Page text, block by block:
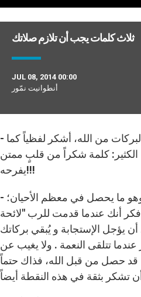
ثلاث كلمات يجب أن تلازم صلاتك
JUL 08, 2014 00:00
أنطوانيت نمّور
- بعد الحصول على النعم والبركات من الله، أشكر لفظياً كما
الكثير: كلمة شكراً من قلبٍ ممتن
يفرحه!!!
- لا تبقِ الشكر للرب معلّقاً : وهو ما يحصل في معظم الأحيان؛
فكر أنك عندما قدمت للرب "لائحة
يؤجل الإستجابة و يُبقي بركاتك
تتلقى النعمة . ولا يغيب عن
قد حصل من قبل الله، فذاك حتماً